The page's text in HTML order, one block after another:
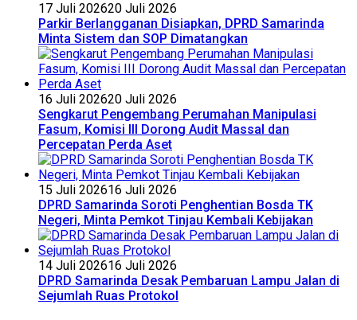
17 Juli 202620 Juli 2026
Parkir Berlangganan Disiapkan, DPRD Samarinda
Minta Sistem dan SOP Dimatangkan
16 Juli 202620 Juli 2026
Sengkarut Pengembang Perumahan Manipulasi
Fasum, Komisi III Dorong Audit Massal dan
Percepatan Perda Aset
15 Juli 202616 Juli 2026
DPRD Samarinda Soroti Penghentian Bosda TK
Negeri, Minta Pemkot Tinjau Kembali Kebijakan
14 Juli 202616 Juli 2026
DPRD Samarinda Desak Pembaruan Lampu Jalan di
Sejumlah Ruas Protokol